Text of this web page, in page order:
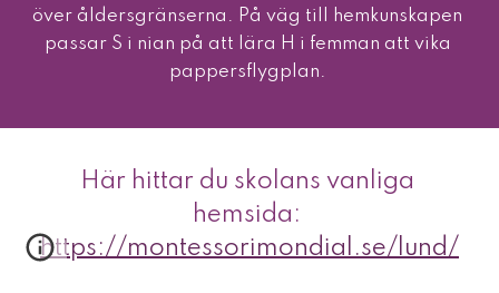
över åldersgränserna. På väg till hemkunskapen
passar S i nian på att lära H i femman att vika
pappersflygplan.
Här hittar du skolans vanliga
https://montessorimondial.se/lund/